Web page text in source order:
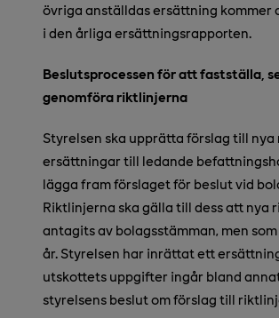
övriga anställdas ersättning kommer
i den årliga ersättningsrapporten.
Beslutsprocessen för att fastställa,
genomföra riktlinjerna
Styrelsen ska upprätta förslag till
ersättningar till ledande
lägga fram förslaget för beslut vid
Riktlinjerna ska gälla till dess att nya
antagits av bolagsstämman, men
år. Styrelsen har inrättat ett
utskottets uppgifter ingår bland
styrelsens beslut om förslag till